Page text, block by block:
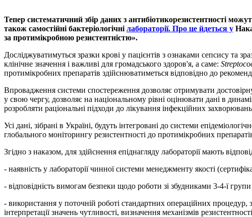
Тепер систематичний збір даних з антибіотикорезистентності
також самостійні бактеріологічні лабораторії. Про це йдеться у
за протимікробною резистентністю».
Досліджуватимуться зразки крові у пацієнтів з ознаками сепсису та
клінічне значення і важливі для громадського здоров'я, а саме:
протимікробних препаратів здійснюватиметься відповідно до
Впровадження системи спостереження дозволяє отримувати
у свою чергу, дозволяє на національному рівні оцінювати дані в
розробляти раціональні підходи до лікування інфекційних
Усі дані, зібрані в Україні, будуть інтегровані до системи
глобального моніторингу резистентності до протимікробних
Згідно з наказом, для здійснення епіднагляду лабораторії мають
- наявність у лабораторії чинної системи менеджменту якості
- відповідність вимогам безпеки щодо роботи зі збудниками 3-4-ї групи
- використання у поточній роботі стандартних операційних процедур,
інтерпретації значень чутливості, визначення механізмів